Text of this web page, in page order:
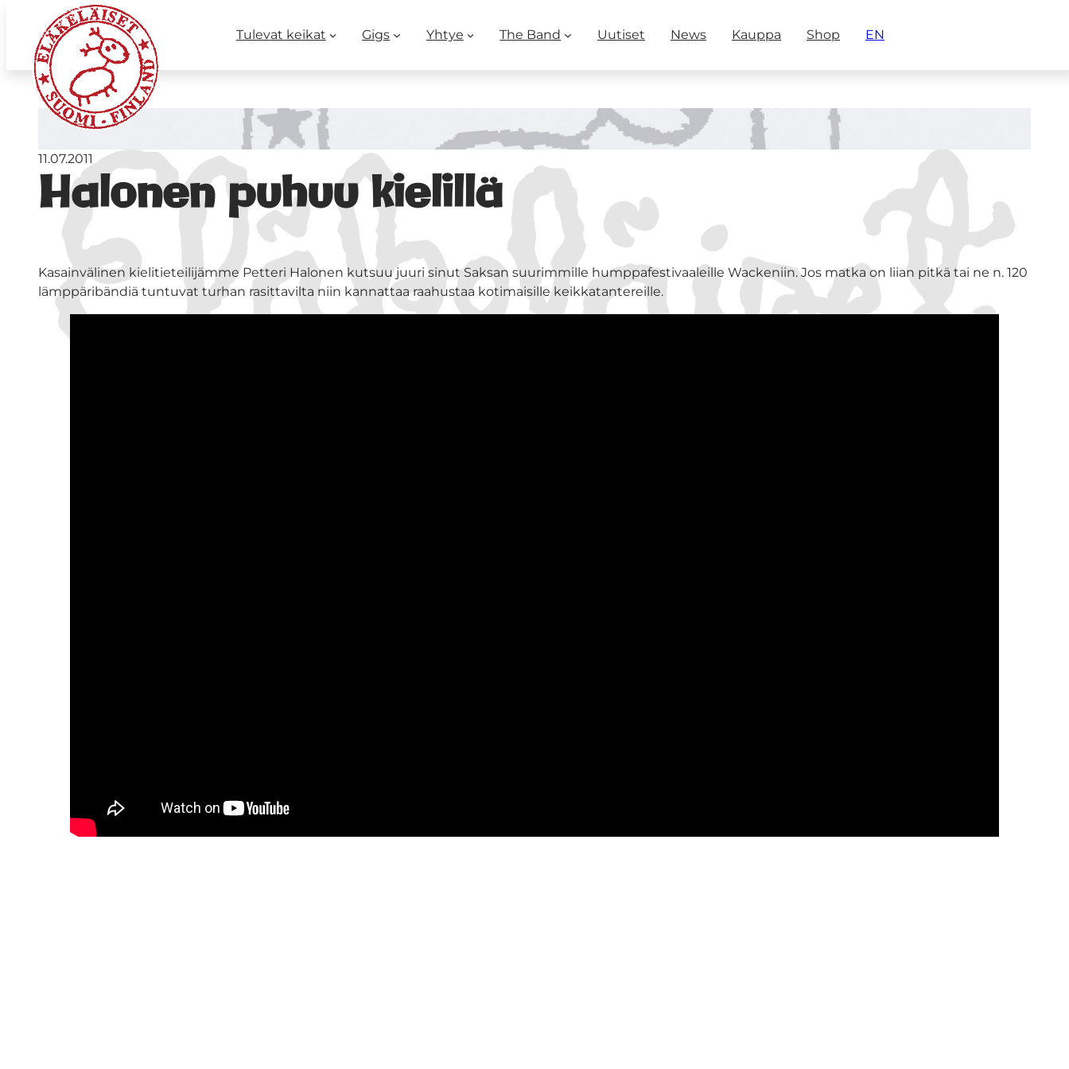
Tulevat keikat Gigs Yhtye The Band Uutiset News Kauppa Shop EN
Halonen puhuu kielillä
11.07.2011
Kasainvälinen kielitieteilijämme Petteri Halonen kutsuu juuri sinut Saksan suurimmille humppafestivaaleille Wackeniin. Jos matka on liian pitkä tai ne n. 120
lämppäribändiä tuntuvat turhan rasittavilta niin kannattaa raahustaa kotimaisille keikkatantereille.